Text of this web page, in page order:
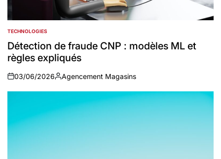
POSTED
IN
TECHNOLOGIES
Détection de fraude CNP : modèles ML et
règles expliqués
on
03/06/2026
Auteur
Agencement Magasins